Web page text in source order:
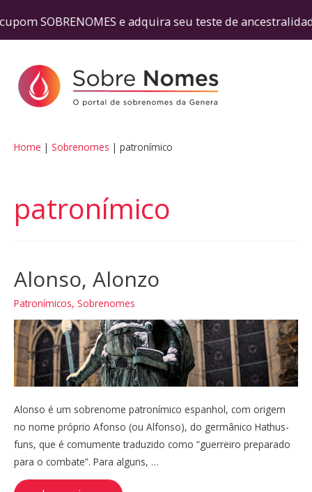
e adquira seu teste de
Home Sobrenomes patronímico
patronímico
Alonso, Alonzo
Patronímicos, Sobrenomes
Alonso é um sobrenome patronímico espanhol, com origem
no nome próprio Afonso (ou Alfonso), do germânico Hathus-
funs, que é comumente traduzido como “guerreiro preparado
para o combate”. Para alguns, …